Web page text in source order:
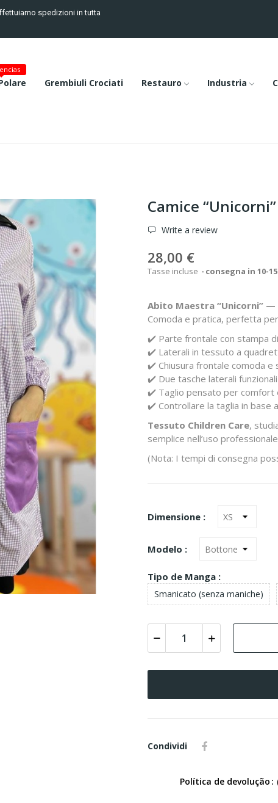
spedizioni in tutta
Grembiuli Crociati Restauro Industria
Camice “Unicorni”
Write a review
28,00 €
Tasse incluse consegna in 10-
Abito Maestra “Unicorni”
Comoda e pratica, perfetta
✔️ Parte frontale con stampa
✔️ Laterali in tessuto a
✔️ Chiusura frontale comoda e
✔️ Due tasche laterali funzionali
✔️ Taglio pensato per comfort
✔️ Controllare la taglia in base
Tessuto Children Care,
semplice nell’uso
(Nota: I tempi di consegna
Dimensione :
Modelo :
Tipo de Manga :
Smanicato (senza maniche)
Condividi
Política de devolução